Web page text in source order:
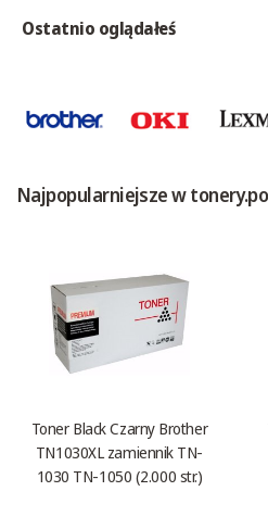
Ostatnio oglądałeś
Najpopularniejsze w
Toner Black Czarny Brother
TN1030XL zamiennik TN-
1030 TN-1050 (2.000 str.)